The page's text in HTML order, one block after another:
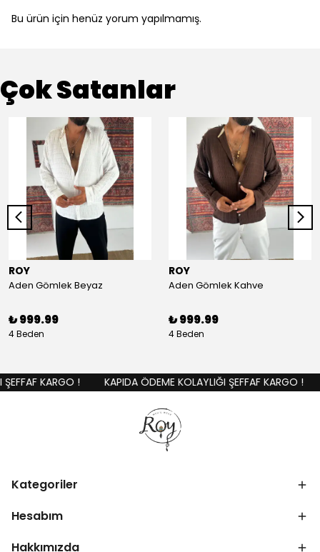
Bu ürün için henüz yorum yapılmamış.
Çok Satanlar
ROY
Aden Gömlek Beyaz
₺ 999.99
4 Beden
ROY
Aden Gömlek Kahve
₺ 999.99
4 Beden
KARGO ! KAPIDA ÖDEME KOLAYLIĞI ŞEFFAF KARGO !
Kategoriler
Hesabım
Hakkımızda